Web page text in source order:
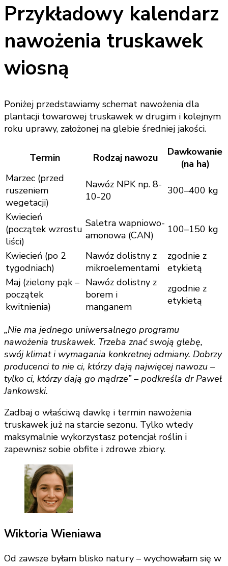
Przykładowy kalendarz
nawożenia truskawek
wiosną
Poniżej przedstawiamy schemat nawożenia dla
plantacji towarowej truskawek w drugim i kolejnym
roku uprawy, założonej na glebie średniej jakości.
Termin Rodzaj nawozu
Dawkowanie
(na ha)
Marzec (przed
ruszeniem
wegetacji)
Nawóz NPK np. 8-
10-20
300–400 kg
Kwiecień
(początek wzrostu
liści)
Saletra wapniowo-
amonowa (CAN)
100–150 kg
Kwiecień (po 2
tygodniach)
Nawóz dolistny z
mikroelementami
zgodnie z
etykietą
Maj (zielony pąk –
początek
kwitnienia)
Nawóz dolistny z
borem i
manganem
zgodnie z
etykietą
„Nie ma jednego uniwersalnego programu
nawożenia truskawek. Trzeba znać swoją glebę,
swój klimat i wymagania konkretnej odmiany. Dobrzy
producenci to nie ci, którzy dają najwięcej nawozu –
tylko ci, którzy dają go mądrze” – podkreśla dr Paweł
Jankowski.
Zadbaj o właściwą dawkę i termin nawożenia
truskawek już na starcie sezonu. Tylko wtedy
maksymalnie wykorzystasz potencjał roślin i
zapewnisz sobie obfite i zdrowe zbiory.
Wiktoria Wieniawa
Od zawsze byłam blisko natury – wychowałam się w